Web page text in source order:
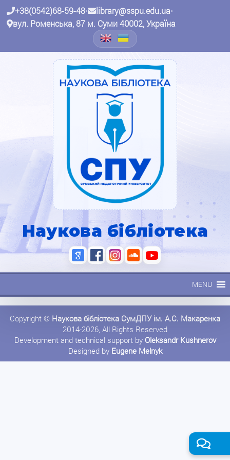
+38(0542)68-59-48• library@sspu.edu.ua•
вул. Роменська, 87 м. Суми 40002, Україна
Наукова бібліотека
MENU
Copyright © Наукова бібліотека СумДПУ ім. А.С. Макаренка
2014-2026, All Rights Reserved
Development and technical support by Oleksandr Kushnerov
Designed by Eugene Melnyk